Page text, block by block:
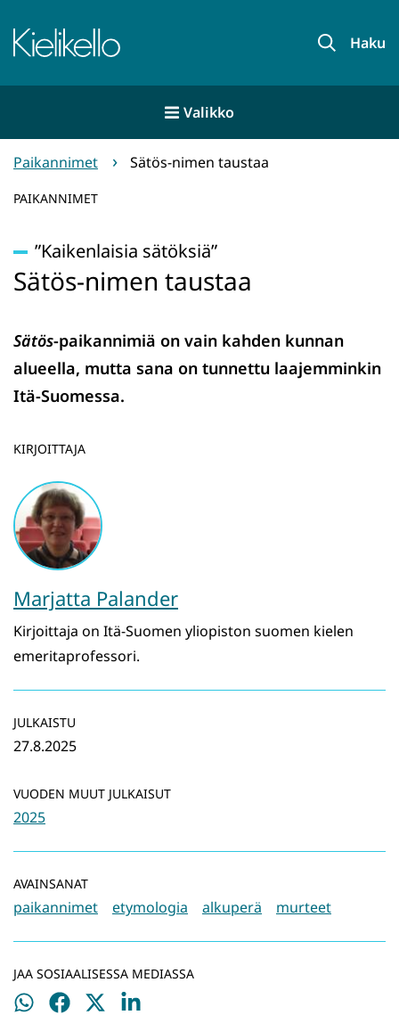
sisältöön
Etusivu Haku
Valikko
Paikannimet Sätös-nimen taustaa
PAIKANNIMET
Sätös-nimen taustaa
”Kaikenlaisia sätöksiä”
Sätös-paikannimiä on vain kahden kunnan
alueella, mutta sana on tunnettu laajemminkin
Itä-Suomessa.
KIRJOITTAJA
Marjatta Palander
Kirjoittaja on Itä-Suomen yliopiston suomen kielen
emeritaprofessori.
JULKAISTU
27.8.2025
VUODEN MUUT JULKAISUT
2025
AVAINSANAT
paikannimet etymologia alkuperä murteet
JAA SOSIAALISESSA MEDIASSA
Jaa
Jaa
Jaa
Jaa